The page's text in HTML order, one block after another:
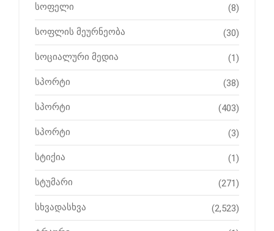
სოფელი (8)
სოფლის მეურნეობა (30)
სოციალური მედია (1)
სპორტი (38)
სპორტი (403)
სპორტი (3)
სტიქია (1)
სტუმარი (271)
სხვადასხვა (2,523)